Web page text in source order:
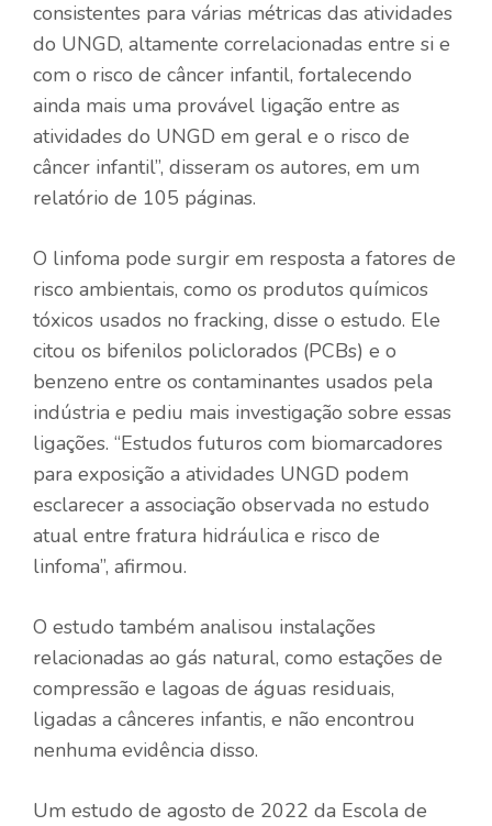
consistentes para várias métricas das atividades
do UNGD, altamente correlacionadas entre si e
com o risco de câncer infantil, fortalecendo
ainda mais uma provável ligação entre as
atividades do UNGD em geral e o risco de
câncer infantil”, disseram os autores, em um
relatório de 105 páginas.
O linfoma pode surgir em resposta a fatores de
risco ambientais, como os produtos químicos
tóxicos usados ​​no fracking, disse o estudo. Ele
citou os bifenilos policlorados (PCBs) e o
benzeno entre os contaminantes usados ​​pela
indústria e pediu mais investigação sobre essas
ligações. “Estudos futuros com biomarcadores
para exposição a atividades UNGD podem
esclarecer a associação observada no estudo
atual entre fratura hidráulica e risco de
linfoma”, afirmou.
O estudo também analisou instalações
relacionadas ao gás natural, como estações de
compressão e lagoas de águas residuais,
ligadas a cânceres infantis, e não encontrou
nenhuma evidência disso.
Um estudo de agosto de 2022 da Escola de